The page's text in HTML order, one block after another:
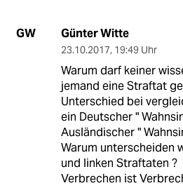
GW Günter Witte
23.10.2017, 19:49 Uhr
Warum darf keiner
jemand eine Straftat
Unterschied bei
ein Deutscher "
Ausländischer "
Warum unterscheiden
und linken Straftaten ?
Verbrechen ist